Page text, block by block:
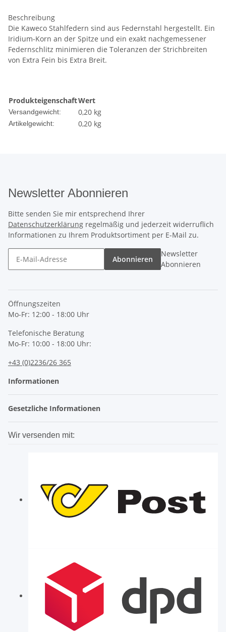
Beschreibung
Die Kaweco Stahlfedern sind aus Federnstahl hergestellt. Ein
Iridium-Korn an der Spitze und ein exakt nachgemessener
Federnschlitz minimieren die Toleranzen der Strichbreiten
von Extra Fein bis Extra Breit.
ProdukteigenschaftWert
Versandgewicht: 0,20 kg
Artikelgewicht: 0,20 kg
Newsletter Abonnieren
Bitte senden Sie mir entsprechend Ihrer
Datenschutzerklärung regelmäßig und jederzeit widerruflich
Informationen zu Ihrem Produktsortiment per E-Mail zu.
Abonnieren
Newsletter
Abonnieren
Öffnungszeiten
Mo-Fr: 12:00 - 18:00 Uhr
Telefonische Beratung
Mo-Fr: 10:00 - 18:00 Uhr:
+43 (0)2236/26 365
Informationen
Gesetzliche Informationen
Wir versenden mit: